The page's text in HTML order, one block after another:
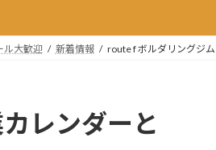
ル大歓迎 新着情報 route f ボルダリングジ
レンダーと